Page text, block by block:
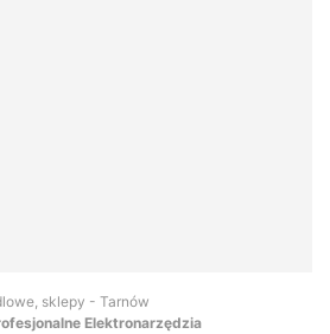
sklepy - Tarnów
Elektronarzędzia